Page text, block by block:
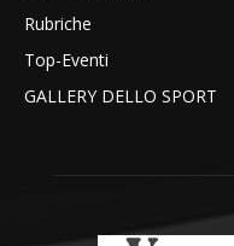
Rubriche
Top-Eventi
GALLERY DELLO SPORT